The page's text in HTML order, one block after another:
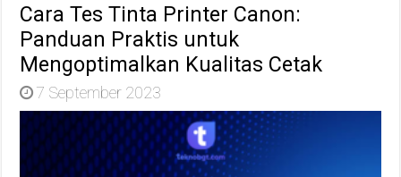
Cara Tes Tinta Printer Canon:
Panduan Praktis untuk
Mengoptimalkan Kualitas Cetak
7 September 2023